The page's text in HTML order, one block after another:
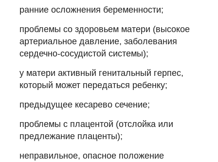
ранние осложнения беременности;
проблемы со здоровьем матери (высокое
артериальное давление, заболевания
сердечно-сосудистой системы);
у матери активный генитальный герпес,
который может передаться ребенку;
предыдущее кесарево сечение;
проблемы с плацентой (отслойка или
предлежание плаценты);
неправильное, опасное положение